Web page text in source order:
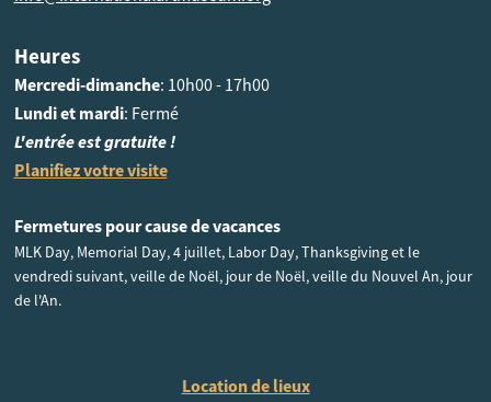
Heures
Mercredi-dimanche: 10h00 - 17h00
Lundi et mardi: Fermé
L'entrée est gratuite !
Planifiez votre visite
Fermetures pour cause de vacances
MLK Day, Memorial Day, 4 juillet, Labor Day, Thanksgiving et le
vendredi suivant, veille de Noël, jour de Noël, veille du Nouvel An, jour
de l'An.
Location de lieux